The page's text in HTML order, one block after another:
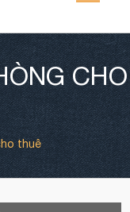
CHO
thuê